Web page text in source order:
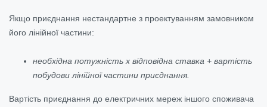
Якщо приєднання нестандартне з проектуванням замовником
його лінійної частини:
необхідна потужність х відповідна ставка + вартість
побудови лінійної частини приєднання.
Вартість приєднання до електричних мереж іншого споживача